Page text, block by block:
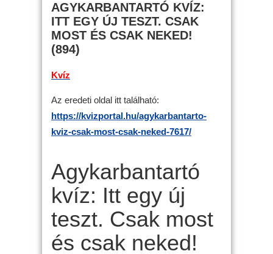
AGYKARBANTARTÓ KVÍZ:
ITT EGY ÚJ TESZT. CSAK
MOST ÉS CSAK NEKED!
(894)
Kvíz
Az eredeti oldal itt található:
https://kvizportal.hu/agykarbantarto-
kviz-csak-most-csak-neked-7617/
Agykarbantartó
kvíz: Itt egy új
teszt. Csak most
és csak neked!